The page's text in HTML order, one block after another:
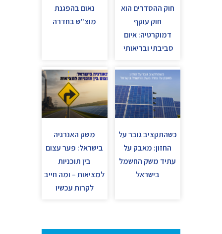
חוק ההסדרים הוא
חוק עוקף
דמוקרטיה: איום
סביבתי ובריאותי
נאום בהפגנת
מוצ"ש בחדרה
כשהתקציב גובר על
החזון: מאבק על
עתיד משק החשמל
בישראל
משק האנרגיה
בישראל: פער עצום
בין תוכניות
למציאות – ומה חייב
לקרות עכשיו